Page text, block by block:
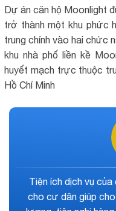
Dự án căn hộ Moonlight
trở thành một khu phức
trung chính vào hai chức
khu nhà phố liền kề
huyết mạch trực thuộc
Hồ Chí Minh
Chủ đầu tư đã quy
tầng giao thông